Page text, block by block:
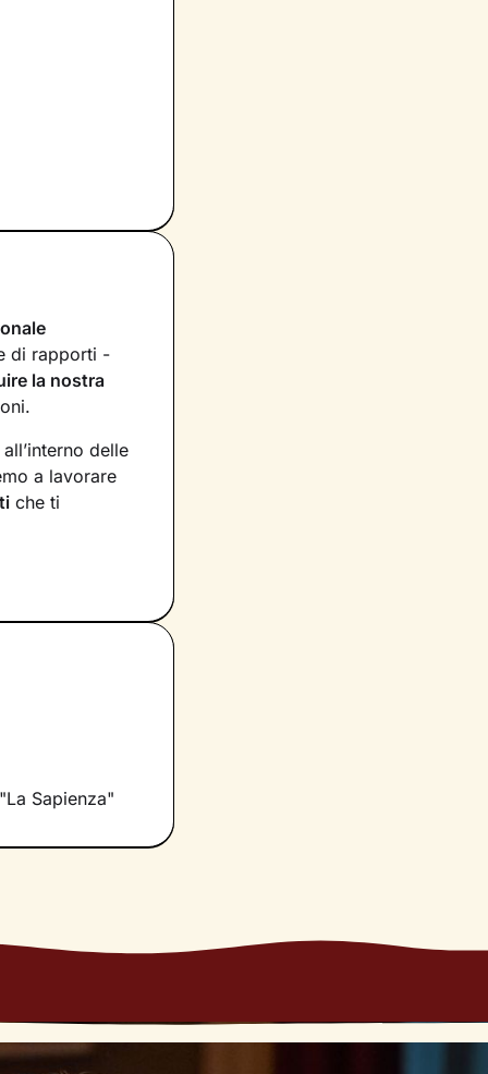
di rapporti -
la nostra
delle
a lavorare
che ti
da innescare il
delle
un cammino
di
Sapienza"